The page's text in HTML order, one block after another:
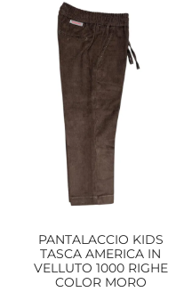
PANTALACCIO KIDS
TASCA AMERICA IN
VELLUTO 1000 RIGHE
COLOR MORO